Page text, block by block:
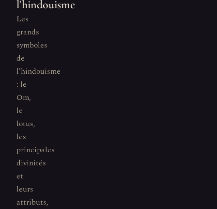
l'hindouisme
Les
grands
symboles
de
l'hindouisme
: le
Om,
le
lotus,
les
principales
divinités
et
leurs
attributs,